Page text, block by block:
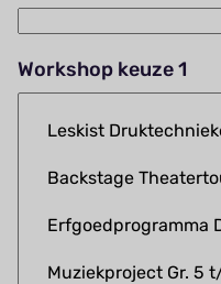
Workshop keuze 1